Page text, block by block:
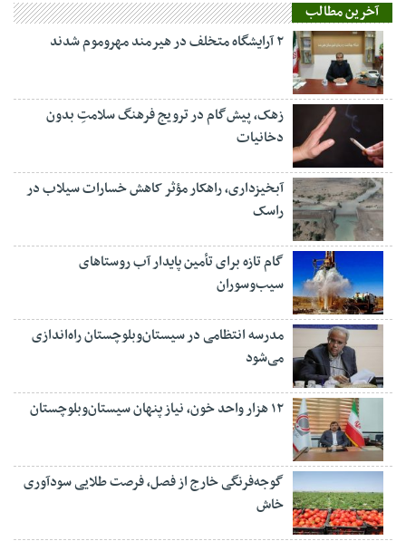
آخرین مطالب
۲ آرایشگاه متخلف در هیرمند مهروموم شدند
زهک، پیش‌گام در ترویج فرهنگ سلامتِ بدون
دخانیات
آبخیزداری، راهکار مؤثر کاهش خسارات سیلاب در
راسک
گام تازه برای تأمین پایدار آب روستاهای
سیب‌وسوران
مدرسه انتظامی در سیستان‌وبلوچستان راه‌اندازی
می‌شود
۱۲ هزار واحد خون، نیاز پنهان سیستان‌وبلوچستان
گوجه‌فرنگی خارج از فصل، فرصت طلایی سودآوری
خاش